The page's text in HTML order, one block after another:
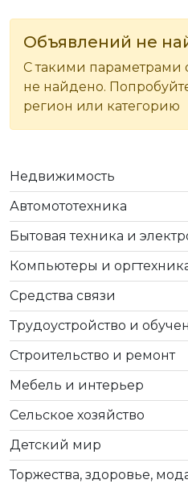
Объявлений не
С такими параметрами
не найдено.
регион или категорию
Недвижимость
Автомототехника
Бытовая техника и
Компьютеры и
Средства связи
Трудоустройство и
Строительство и ремонт
Мебель и интерьер
Сельское хозяйство
Детский мир
Торжества, здоровье,